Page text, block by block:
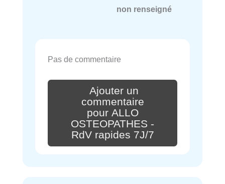
non renseigné
Pas de commentaire
Ajouter un
commentaire
pour ALLO
OSTEOPATHES -
RdV rapides 7J/7